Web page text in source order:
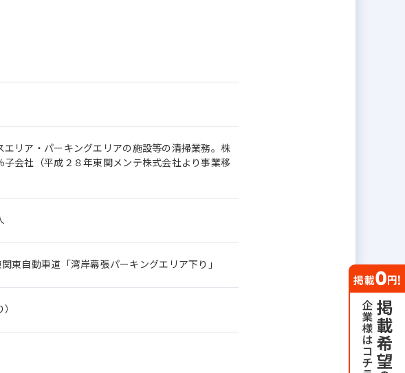
リア・パーキングエリアの施設等の清掃業務。株
会社（平成２８年東関メンテ株式会社より事業移
東自動車道「湾岸幕張パーキングエリア下り」